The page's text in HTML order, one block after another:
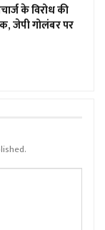
के विरोध की
जेपी गोलंबर पर